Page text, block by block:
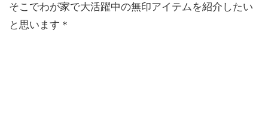
そこでわが家で大活躍中の無印アイテムを紹介したい
と思います＊